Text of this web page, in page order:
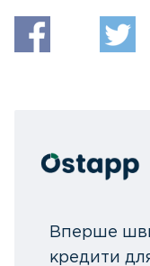
Вперше
кредити